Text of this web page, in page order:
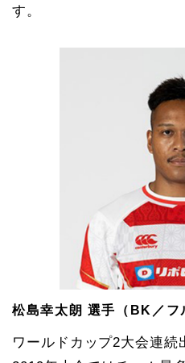
す。
松島幸太朗 選手（BK／フ
ワールドカップ2大会連